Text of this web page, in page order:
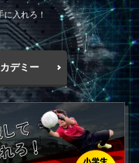
入れろ！
デミー